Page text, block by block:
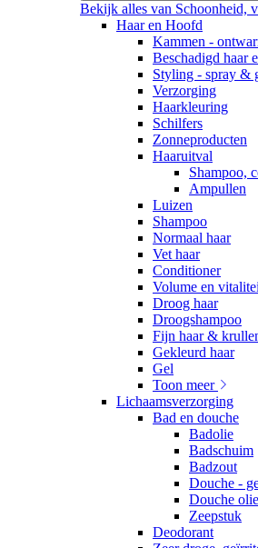
Bekijk alles van Schoonheid,
Haar en Hoofd
Kammen -
Beschadigd haar
Styling - spray &
Verzorging
Haarkleuring
Schilfers
Zonneproducten
Haaruitval
Shampoo,
Ampullen
Luizen
Shampoo
Normaal haar
Vet haar
Conditioner
Volume en
Droog haar
Droogshampoo
Fijn haar &
Gekleurd haar
Gel
Toon meer
Lichaamsverzorging
Bad en douche
Badolie
Badschuim
Badzout
Douche -
Douche olie
Zeepstuk
Deodorant